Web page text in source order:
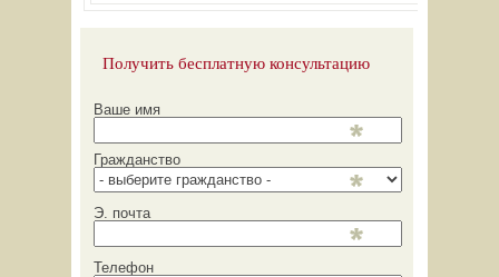
Получить бесплатную консультацию
Ваше имя
Гражданство
Э. почта
Телефон